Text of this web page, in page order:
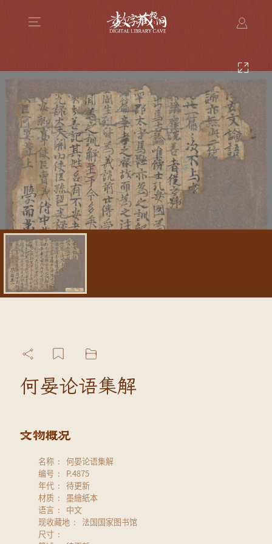
何晏论语集解
名称
何晏论语集解
编号
P.4875
年代
待更新
材质
墨繪紙本
语言
中文
现收藏地
法国国家图书馆
尺寸